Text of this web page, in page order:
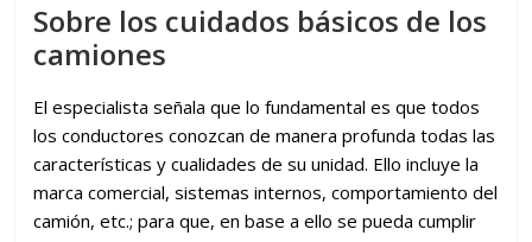
Sobre los cuidados básicos de los
camiones
El especialista señala que lo fundamental es que todos
los conductores conozcan de manera profunda todas las
características y cualidades de su unidad. Ello incluye la
marca comercial, sistemas internos, comportamiento del
camión, etc.; para que, en base a ello se pueda cumplir